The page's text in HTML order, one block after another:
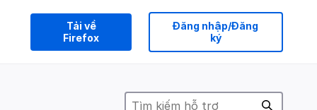
Tải về
Firefox
Đăng nhập/Đăng
ký